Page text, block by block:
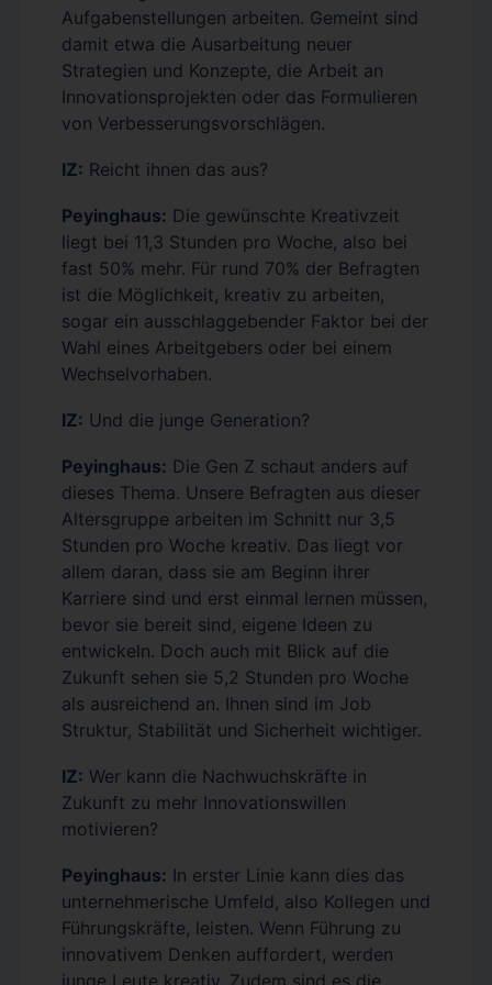
Aufgabenstellungen arbeiten. Gemeint sind
damit etwa die Ausarbeitung neuer
Strategien und Konzepte, die Arbeit an
Innovationsprojekten oder das Formulieren
von Verbesserungsvorschlägen.
IZ: Reicht ihnen das aus?
Peyinghaus: Die gewünschte Kreativzeit
liegt bei 11,3 Stunden pro Woche, also bei
fast 50% mehr. Für rund 70% der Befragten
ist die Möglichkeit, kreativ zu arbeiten,
sogar ein ausschlaggebender Faktor bei der
Wahl eines Arbeitgebers oder bei einem
Wechselvorhaben.
IZ: Und die junge Generation?
Peyinghaus: Die Gen Z schaut anders auf
dieses Thema. Unsere Befragten aus dieser
Altersgruppe arbeiten im Schnitt nur 3,5
Stunden pro Woche kreativ. Das liegt vor
allem daran, dass sie am Beginn ihrer
Karriere sind und erst einmal lernen müssen,
bevor sie bereit sind, eigene Ideen zu
entwickeln. Doch auch mit Blick auf die
Zukunft sehen sie 5,2 Stunden pro Woche
als ausreichend an. Ihnen sind im Job
Struktur, Stabilität und Sicherheit wichtiger.
IZ: Wer kann die Nachwuchskräfte in
Zukunft zu mehr Innovationswillen
motivieren?
Peyinghaus: In erster Linie kann dies das
unternehmerische Umfeld, also Kollegen und
Führungskräfte, leisten. Wenn Führung zu
innovativem Denken auffordert, werden
junge Leute kreativ. Zudem sind es die